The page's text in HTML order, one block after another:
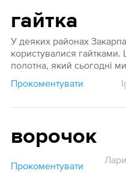
гайтка
У деяких районах
користувалися
полотна, який сьогодні
Прокоментувати
ворочок
Прокоментувати